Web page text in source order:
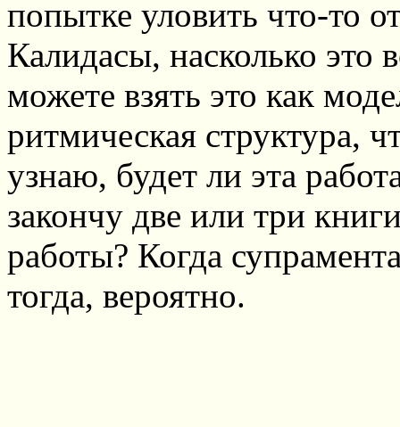
попытке уловить что-то
Калидасы, насколько
можете взять это как
ритмическая структура,
узнаю, будет ли эта
закончу две или три
работы? Когда
тогда, вероятно.